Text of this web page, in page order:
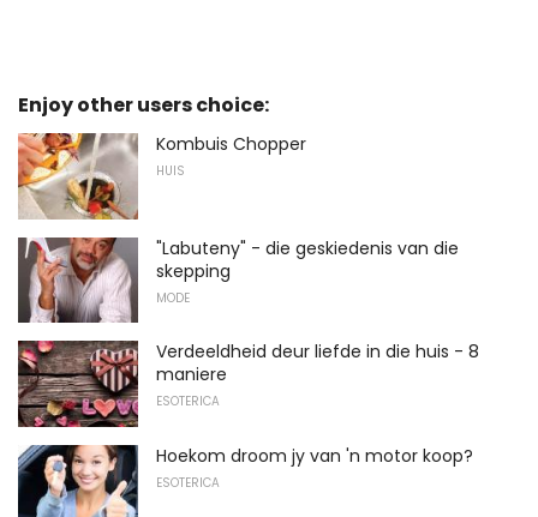
Enjoy other users choice:
Kombuis Chopper
HUIS
"Labuteny" - die geskiedenis van die
skepping
MODE
Verdeeldheid deur liefde in die huis - 8
maniere
ESOTERICA
Hoekom droom jy van 'n motor koop?
ESOTERICA